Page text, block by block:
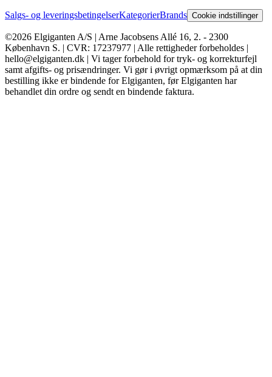
Salgs- og leveringsbetingelserKategorierBrands Cookie indstillinger
©2026 Elgiganten A/S | Arne Jacobsens Allé 16, 2. - 2300
København S. | CVR: 17237977 | Alle rettigheder forbeholdes |
hello@elgiganten.dk | Vi tager forbehold for tryk- og korrekturfejl
samt afgifts- og prisændringer. Vi gør i øvrigt opmærksom på at din
bestilling ikke er bindende for Elgiganten, før Elgiganten har
behandlet din ordre og sendt en bindende faktura.